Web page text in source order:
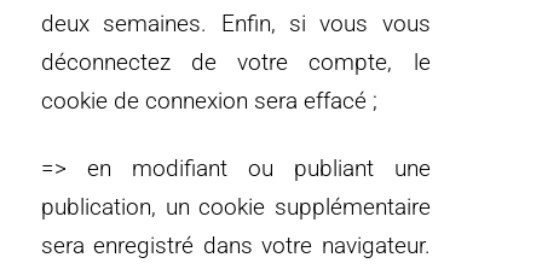
deux semaines. Enfin, si vous vous
déconnectez de votre compte, le
cookie de connexion sera effacé ;
=> en modifiant ou publiant une
publication, un cookie supplémentaire
sera enregistré dans votre navigateur.